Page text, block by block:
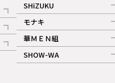
SHiZUKU
記事
モナキ
記事
華ＭＥＮ組
記事
SHOW-WA
記事